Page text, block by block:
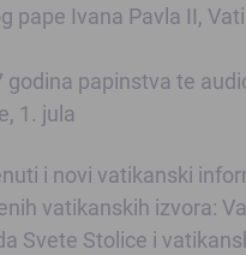
pape Ivana Pavla II,
papinstva te
1. jula
i novi vatikanski
vatikanskih izvora:
Svete Stolice i